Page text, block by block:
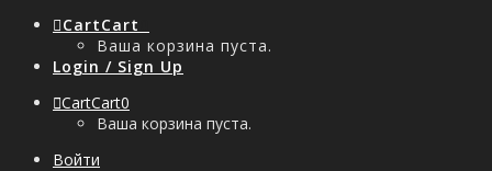
CartCart
Ваша корзина пуста.
Login / Sign Up
CartCart0
Ваша корзина пуста.
Войти